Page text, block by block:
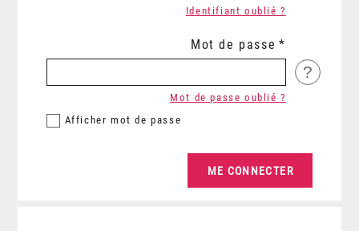
Identifiant oublié ?
Mot de passe
?
Afficher mot de passe
Mot de passe oublié ?